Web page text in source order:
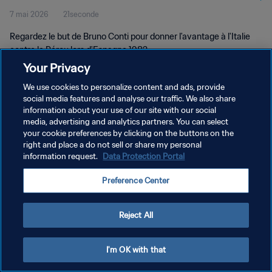
7 mai 2026 21seconde
Regardez le but de Bruno Conti pour donner l'avantage à l'Italie
contre le Pérou lors d'Espagne 1982.
POLITIQUE DE CONFIDENTIALITÉ
CONDITIONS D'UTILISATION
GÉRER VOS PRÉFÉRENCES SUR LES COOKIES
Your Privacy
We use cookies to personalize content and ads, provide
social media features and analyse our traffic. We also share
information about your use of our site with our social
media, advertising and analytics partners. You can select
your cookie preferences by clicking on the buttons on the
right and place a do not sell or share my personal
information request. Data Protection Portal
Preference Center
Reject All
I'm OK with that